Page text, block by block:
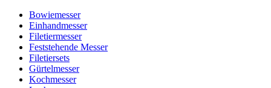
Bowiemesser
Einhandmesser
Filetiermesser
Feststehende Messer
Filetiersets
Gürtelmesser
Kochmesser